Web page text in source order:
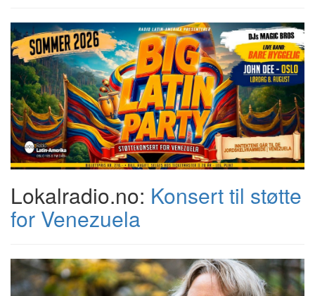
Lokalradio.no: Konsert til støtte
for Venezuela